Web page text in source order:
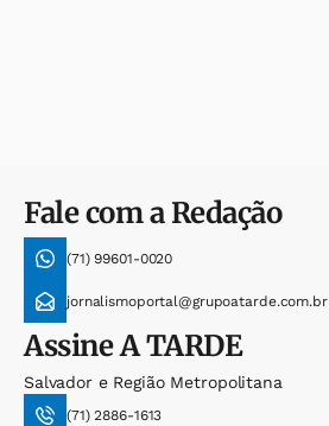
Fale com a Redação
(71) 99601-0020
jornalismoportal@grupoatarde.com.br
AssineA TARDE
Salvador e Região Metropolitana
(71) 2886-1613